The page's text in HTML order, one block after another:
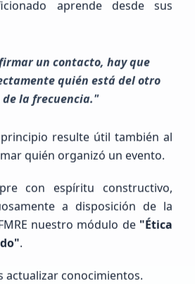
LOPEZ ALONZO
(SWL / Aspirante)
LA UNION DE ISIDORO MONTES DE OCA
aprende desde sus
un contacto, hay que
quién está del otro
la frecuencia."
resulte útil también al
quién organizó un evento.
con espíritu constructivo,
a disposición de la
nuestro módulo de "Ética
.
actualizar conocimientos.